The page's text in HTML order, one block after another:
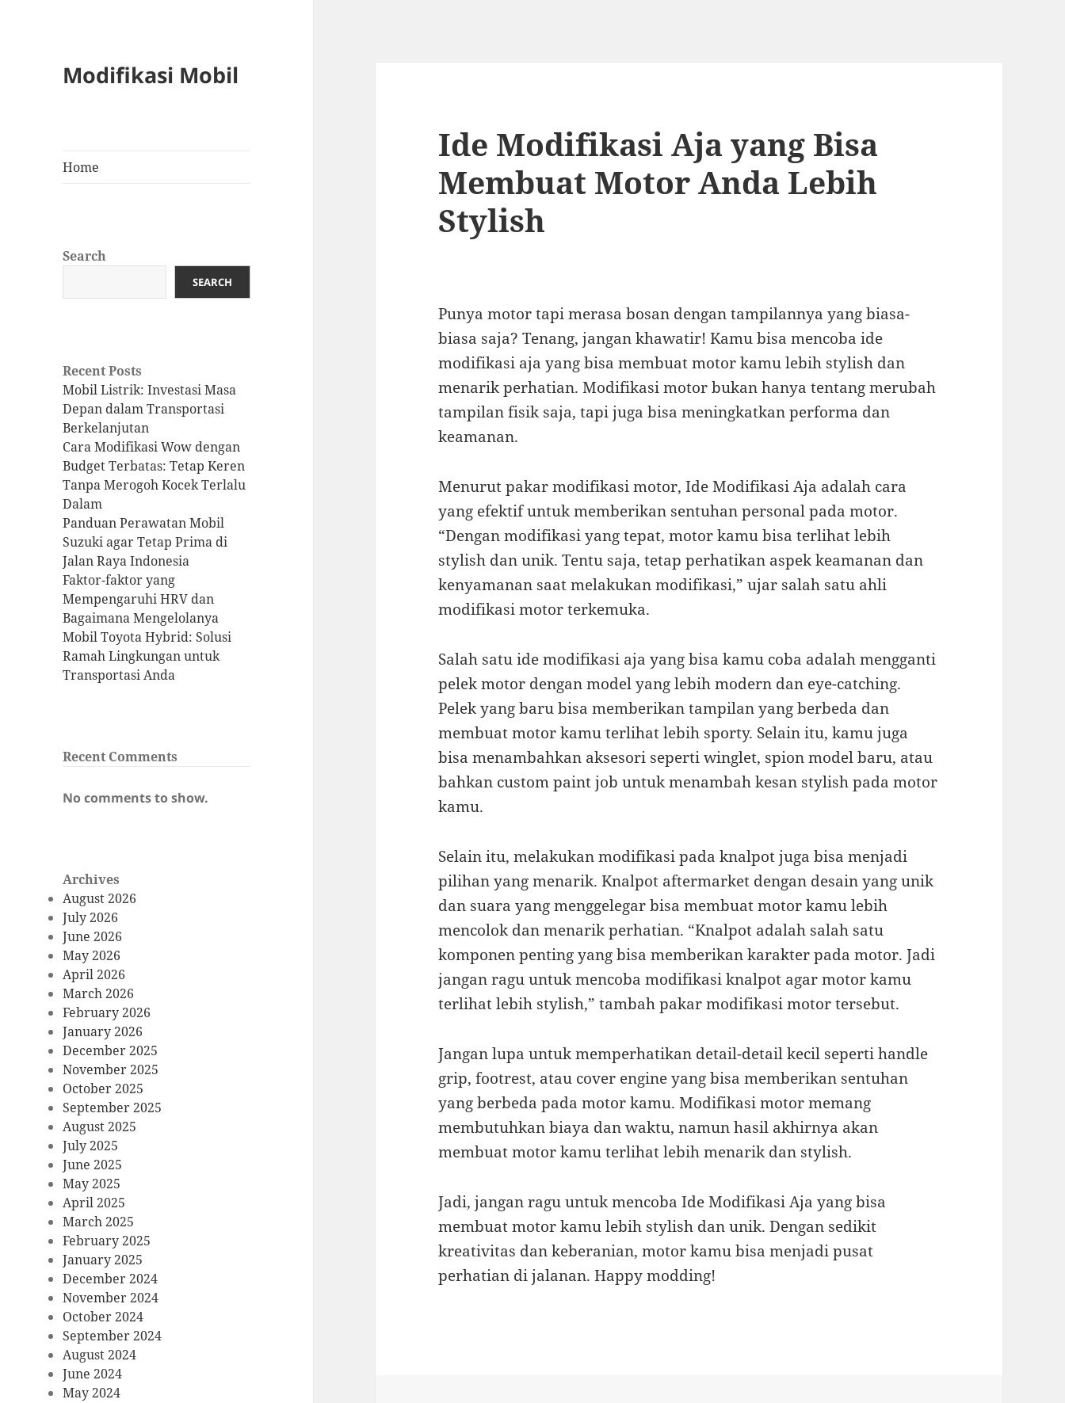
Modifikasi Mobil
Home
Search
SEARCH
Recent Posts
Mobil Listrik: Investasi Masa
Depan dalam Transportasi
Berkelanjutan
Cara Modifikasi Wow dengan
Budget Terbatas: Tetap Keren
Tanpa Merogoh Kocek Terlalu
Dalam
Panduan Perawatan Mobil
Suzuki agar Tetap Prima di
Jalan Raya Indonesia
Faktor-faktor yang
Mempengaruhi HRV dan
Bagaimana Mengelolanya
Mobil Toyota Hybrid: Solusi
Ramah Lingkungan untuk
Transportasi Anda
Recent Comments
No comments to show.
Archives
August 2026
July 2026
June 2026
May 2026
April 2026
March 2026
February 2026
January 2026
December 2025
November 2025
October 2025
September 2025
August 2025
July 2025
June 2025
May 2025
April 2025
March 2025
February 2025
January 2025
December 2024
November 2024
October 2024
September 2024
August 2024
June 2024
May 2024
Ide Modifikasi Aja yang Bisa
Membuat Motor Anda Lebih
Stylish
Punya motor tapi merasa bosan dengan tampilannya yang biasa-
biasa saja? Tenang, jangan khawatir! Kamu bisa mencoba ide
modifikasi aja yang bisa membuat motor kamu lebih stylish dan
menarik perhatian. Modifikasi motor bukan hanya tentang merubah
tampilan fisik saja, tapi juga bisa meningkatkan performa dan
keamanan.
Menurut pakar modifikasi motor, Ide Modifikasi Aja adalah cara
yang efektif untuk memberikan sentuhan personal pada motor.
“Dengan modifikasi yang tepat, motor kamu bisa terlihat lebih
stylish dan unik. Tentu saja, tetap perhatikan aspek keamanan dan
kenyamanan saat melakukan modifikasi,” ujar salah satu ahli
modifikasi motor terkemuka.
Salah satu ide modifikasi aja yang bisa kamu coba adalah mengganti
pelek motor dengan model yang lebih modern dan eye-catching.
Pelek yang baru bisa memberikan tampilan yang berbeda dan
membuat motor kamu terlihat lebih sporty. Selain itu, kamu juga
bisa menambahkan aksesori seperti winglet, spion model baru, atau
bahkan custom paint job untuk menambah kesan stylish pada motor
kamu.
Selain itu, melakukan modifikasi pada knalpot juga bisa menjadi
pilihan yang menarik. Knalpot aftermarket dengan desain yang unik
dan suara yang menggelegar bisa membuat motor kamu lebih
mencolok dan menarik perhatian. “Knalpot adalah salah satu
komponen penting yang bisa memberikan karakter pada motor. Jadi
jangan ragu untuk mencoba modifikasi knalpot agar motor kamu
terlihat lebih stylish,” tambah pakar modifikasi motor tersebut.
Jangan lupa untuk memperhatikan detail-detail kecil seperti handle
grip, footrest, atau cover engine yang bisa memberikan sentuhan
yang berbeda pada motor kamu. Modifikasi motor memang
membutuhkan biaya dan waktu, namun hasil akhirnya akan
membuat motor kamu terlihat lebih menarik dan stylish.
Jadi, jangan ragu untuk mencoba Ide Modifikasi Aja yang bisa
membuat motor kamu lebih stylish dan unik. Dengan sedikit
kreativitas dan keberanian, motor kamu bisa menjadi pusat
perhatian di jalanan. Happy modding!